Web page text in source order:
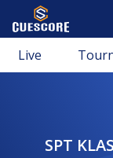
Live
SPT